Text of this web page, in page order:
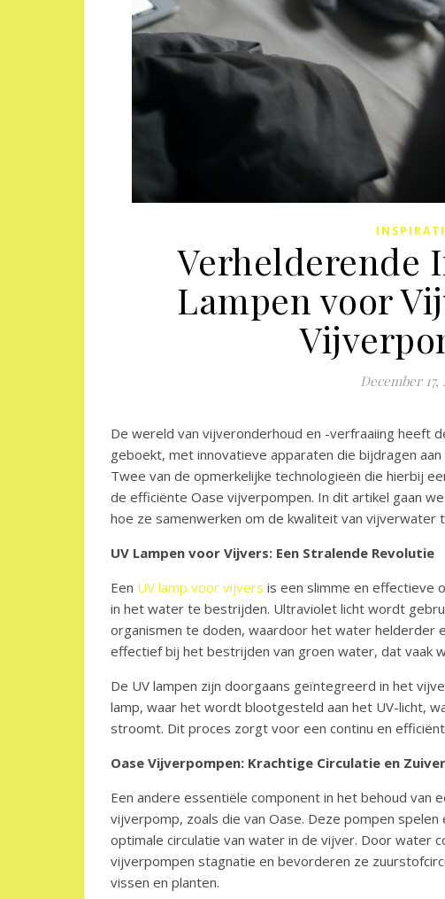
Verhelderende
Lampen voor
December 17,
De wereld van vijveronderhoud en -verfraaiing heeft
geboekt, met innovatieve apparaten die bijdragen
Twee van de opmerkelijke technologieën die hierbij
de efficiënte Oase vijverpompen. In dit artikel gaan
hoe ze samenwerken om de kwaliteit van vijverwater
UV Lampen voor Vijvers: Een Stralende Revolutie
Een UV lamp voor vijvers is een slimme en effectieve
in het water te bestrijden. Ultraviolet licht wordt
organismen te doden, waardoor het water helderder
effectief bij het bestrijden van groen water, dat vaak
De UV lampen zijn doorgaans geïntegreerd in het
lamp, waar het wordt blootgesteld aan het UV-licht,
stroomt. Dit proces zorgt voor een continu en
Oase Vijverpompen: Krachtige Circulatie en
Een andere essentiële component in het behoud van
vijverpomp, zoals die van Oase. Deze pompen spelen
optimale circulatie van water in de vijver. Door water
vijverpompen stagnatie en bevorderen ze
vissen en planten.